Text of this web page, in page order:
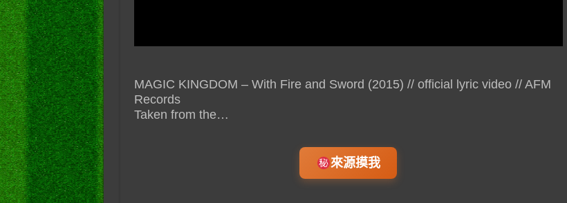
MAGIC KINGDOM – With Fire and Sword (2015) // official lyric video // AFM
Records
Taken from the…
來源摸我